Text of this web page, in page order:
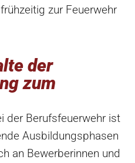
zur Feuerwehr
der
zum
der Berufsfeuerwehr ist
Ausbildungsphasen
an Bewerberinnen und